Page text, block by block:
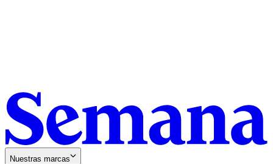
Nuestras marcas